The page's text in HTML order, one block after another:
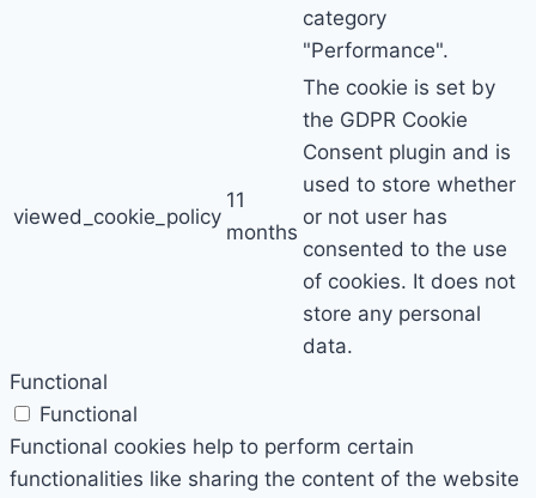
category
"Performance".
viewed_cookie_policy
11
months
The cookie is set by
the GDPR Cookie
Consent plugin and is
used to store whether
or not user has
consented to the use
of cookies. It does not
store any personal
data.
Functional
Functional
Functional cookies help to perform certain
functionalities like sharing the content of the website